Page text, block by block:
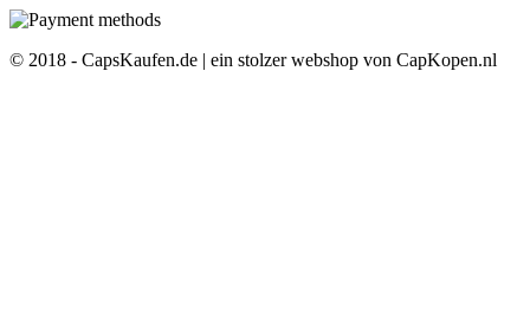
© 2018 - CapsKaufen.de | ein stolzer webshop von CapKopen.nl